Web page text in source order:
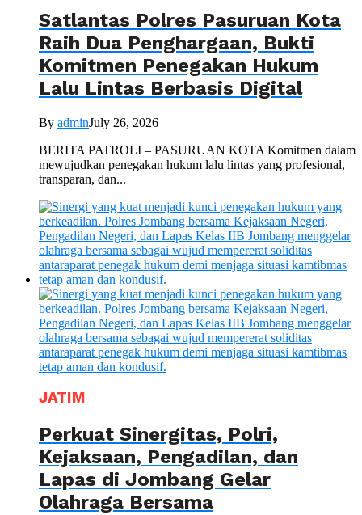
Satlantas Polres Pasuruan Kota
Raih Dua Penghargaan, Bukti
Komitmen Penegakan Hukum
Lalu Lintas Berbasis Digital
By adminJuly 26, 2026
BERITA PATROLI – PASURUAN KOTA Komitmen dalam
mewujudkan penegakan hukum lalu lintas yang profesional,
transparan, dan...
JATIM
Perkuat Sinergitas, Polri,
Kejaksaan, Pengadilan, dan
Lapas di Jombang Gelar
Olahraga Bersama